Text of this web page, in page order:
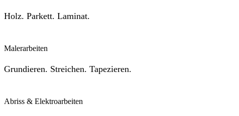
Holz. Parkett. Laminat.
Malerarbeiten
Grundieren. Streichen. Tapezieren.
Abriss & Elektroarbeiten